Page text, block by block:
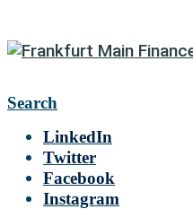
Search
LinkedIn
Twitter
Facebook
Instagram